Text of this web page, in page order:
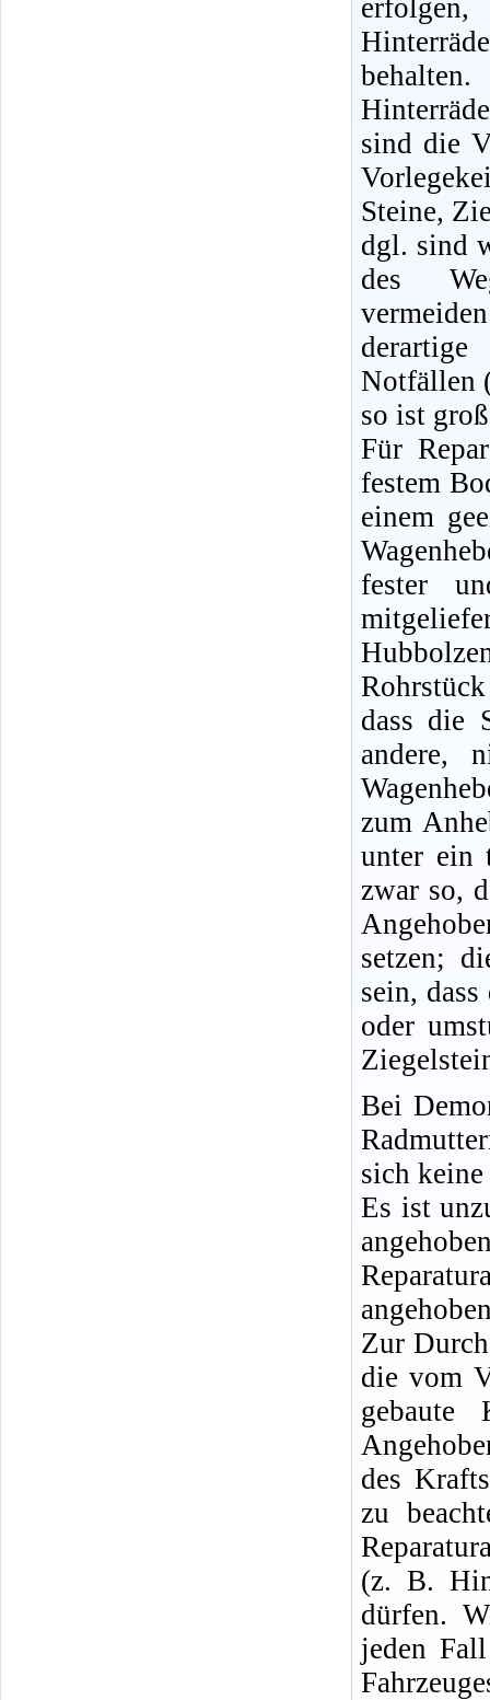
sind die
Steine,
dgl. sind
des
Notfällen
so ist
Für
festem
einem
fester
dass die
andere,
zum
unter ein
zwar so,
setzen;
sein,
oder
Bei
sich keine
Es ist
Zur
die vom
gebaute
des
zu
(z. B.
dürfen.
jeden